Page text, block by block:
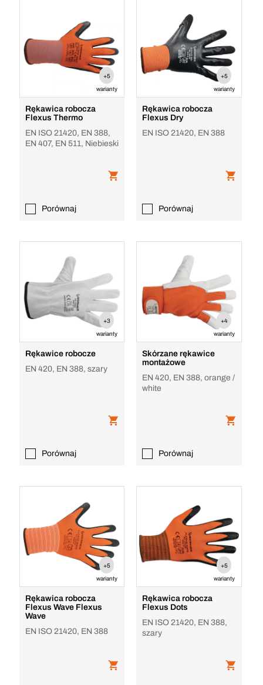
+5
warianty
Rękawica robocza
Flexus Thermo
EN ISO 21420, EN 388,
EN 407, EN 511, Niebieski
Porównaj
+5
warianty
Rękawica robocza
Flexus Dry
EN ISO 21420, EN 388
Porównaj
+3
warianty
Rękawice robocze
EN 420, EN 388, szary
Porównaj
+4
warianty
Skórzane rękawice
montażowe
EN 420, EN 388, orange /
white
Porównaj
+5
warianty
Rękawica robocza
Flexus Wave Flexus
Wave
EN ISO 21420, EN 388
+5
warianty
Rękawica robocza
Flexus Dots
EN ISO 21420, EN 388,
szary